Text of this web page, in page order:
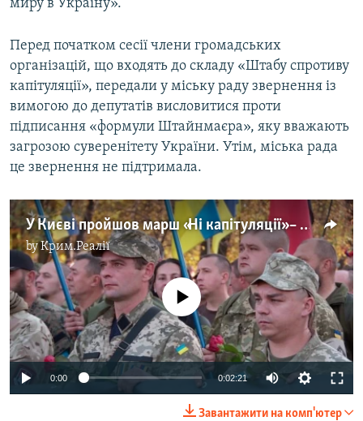
миру в Україну».
Перед початком сесії члени громадських
організацій, що входять до складу «Штабу спротиву
капітуляції», передали у міську раду звернення із
вимогою до депутатів висловитися проти
підписання «формули Штайнмаєра», яку вважають
загрозою суверенітету України. Утім, міська рада
це звернення не підтримала.
У Києві пройшов марш «Ні капітуляції» – відео
byКрим.Реалії
No media source currently available
0:00 0:02:21
Завантажити на комп'ютер